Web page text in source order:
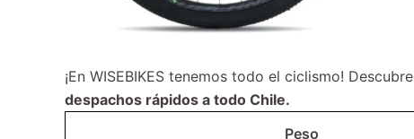
¡En WISEBIKES tenemos todo el ciclismo! Descubre
despachos rápidos a todo Chile.
Peso